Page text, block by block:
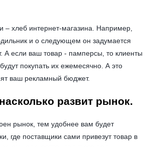
– хлеб интернет-магазина. Например,
и о следующем он задумается
А если ваш товар - памперсы, то клиенты
покупать их ежемесячно. А это
ваш рекламный бюджет.
развит рынок.
рынок, тем удобнее вам будет
где поставщики сами привезут товар в